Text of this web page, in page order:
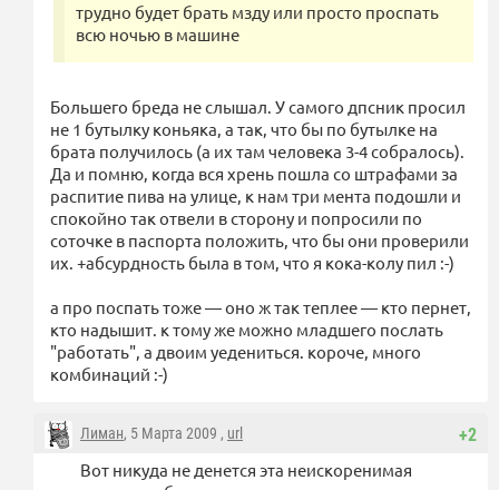
трудно будет брать мзду или просто проспать
всю ночью в машине
Большего бреда не слышал. У самого дпсник просил
не 1 бутылку коньяка, а так, что бы по бутылке на
брата получилось (а их там человека 3-4 собралось).
Да и помню, когда вся хрень пошла со штрафами за
распитие пива на улице, к нам три мента подошли и
спокойно так отвели в сторону и попросили по
соточке в паспорта положить, что бы они проверили
их. +абсурдность была в том, что я кока-колу пил :-)
а про поспать тоже — оно ж так теплее — кто пернет,
кто надышит. к тому же можно младшего послать
"работать", а двоим уедениться. короче, много
комбинаций :-)
+2
Лиман, 5 Марта 2009 , url
Вот никуда не денется эта неискоренимая